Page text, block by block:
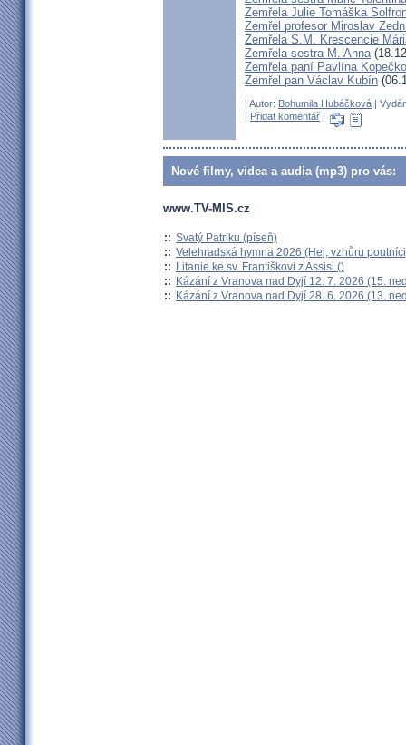
Zemřela Julie Tomáška
Zemřel profesor Miroslav
Zemřela S.M. Krescencie
Zemřela sestra M. Anna
Zemřela paní Pavlína
Zemřel pan Václav Kubín
| Autor: Bohumila Hubáčková |
| Přidat komentář |
Nové filmy, videa a audia (mp3) pro vás:
www.TV-MIS.cz
:: Svatý Patriku (píseň)
:: Velehradská hymna 2026 (Hej, vzhůru
:: Litanie ke sv. Františkovi z Assisi ()
:: Kázání z Vranova nad Dyjí 12. 7. 2026 (15.
:: Kázání z Vranova nad Dyjí 28. 6. 2026 (13.